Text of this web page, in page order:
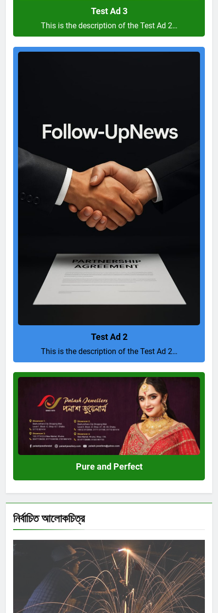
Test Ad 3
This is the description of the Test Ad 2…
Test Ad 2
This is the description of the Test Ad 2…
Pure and Perfect
নির্বাচিত আলোকচিত্র